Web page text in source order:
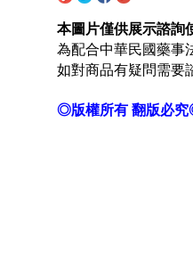
本圖片僅供展示諮詢
為配合中華民國藥事
如對商品有疑問需要
◎版權所有 翻版必